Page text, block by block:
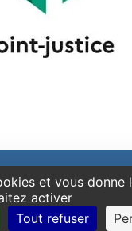
de l’accès au droit
personnelles
Création par Hémaphore
et vous donne
activer
Tout refuser